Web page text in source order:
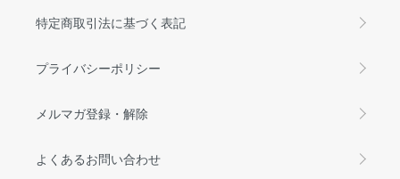
特定商取引法に基づく表記
プライバシーポリシー
メルマガ登録・解除
よくあるお問い合わせ